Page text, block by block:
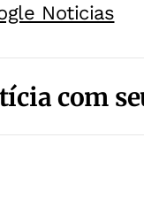
Noticias
com